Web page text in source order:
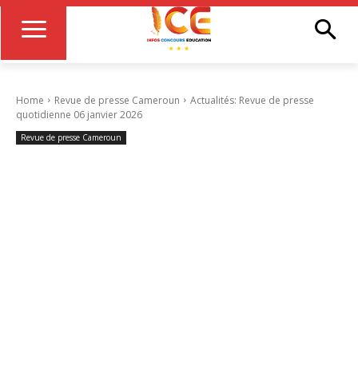
Home Revue de presse Cameroun
Actualités: Revue de presse
quotidienne 06 janvier 2026
Revue de presse Cameroun